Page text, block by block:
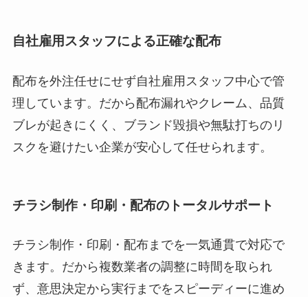
自社雇用スタッフによる正確な配布
配布を外注任せにせず自社雇用スタッフ中心で管
理しています。だから配布漏れやクレーム、品質
ブレが起きにくく、ブランド毀損や無駄打ちのリ
スクを避けたい企業が安心して任せられます。
チラシ制作・印刷・配布のトータルサポート
チラシ制作・印刷・配布までを一気通貫で対応で
きます。だから複数業者の調整に時間を取られ
ず、意思決定から実行までをスピーディーに進め